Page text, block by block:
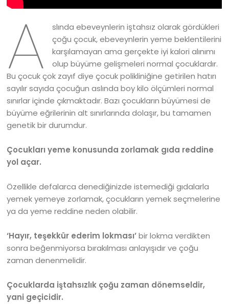
A
slında ebeveynlerin iştahsız olarak gördükleri
çoğu çocuk, ebeveynlerin yeme beklentilerini
karşılamayan ama gerçekte iyi kalori alınımı
olup büyüme gelişmeleri normal çocuklardır.
Bu çocuk çok zayıf diye çocuk polikliniğine getirilen hatırı
sayılır sayıda çocuğun aslında boy kilo ölçümleri normal
sınırlar içinde çıkmaktadır. Bazı çocukların büyümesi de
büyüme eğrilerinin alt sınırlarında dolaşır, bu tamamen
genetik bir durumdur.
Çocukları yeme konusunda zorlamak gıda reddine
yol açar.
Özellikle defalarca denediğinizde istemediği gıdalarla
yemek yemeye zorlamak, çocukların yemek seçmelerine
ya da yeme reddine neden olabilir.
‘Hayır, teşekkür ederim lokması’bir lokma verdikten
sonra beğenmiyorsa bırakılması anlayışıdır ve çoğu
zaman denenmelidir.
Çocuklarda iştahsızlık çoğu zaman dönemseldir,
yani geçicidir.